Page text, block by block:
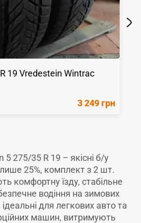
19 Vredestein Wintrac
3 249 грн
5 275/35 R 19 – якісні б/у
25%, комплект з 2 шт.
комфортну їзду, стабільне
водіння на зимових
для легкових авто та
машин, витримують